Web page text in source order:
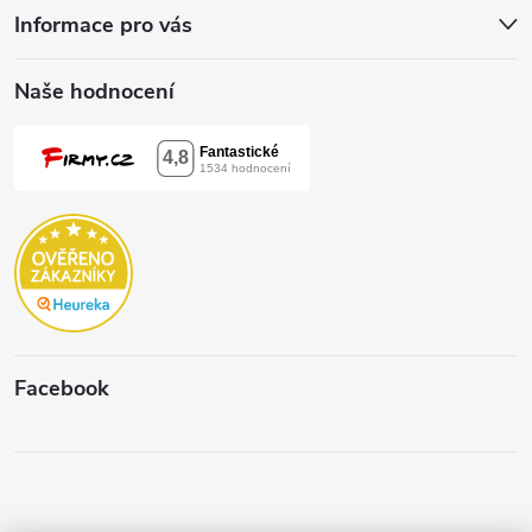
Informace pro vás
Naše hodnocení
Facebook